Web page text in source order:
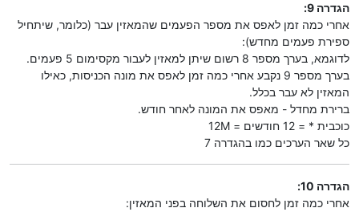
הגדרה 9:
אחרי כמה זמן לאפס את מספר הפעמים שהמאזין עבר (כלומר, שיתחיל
ספירת פעמים מחדש):
לדוגמא, בערך מספר 8 רשום שיתן למאזין לעבור מקסימום 5 פעמים.
בערך מספר 9 נקבע אחרי כמה זמן לאפס את מונה הכניסות, כאילו
המאזין לא עבר בכלל.
ברירת מחדל - מאפס את המונה לאחר חודש.
כוכבית * = 12 חודשים = 12M
כל שאר הערכים כמו בהגדרה 7
הגדרה 10:
אחרי כמה זמן לחסום את השלוחה בפני המאזין: